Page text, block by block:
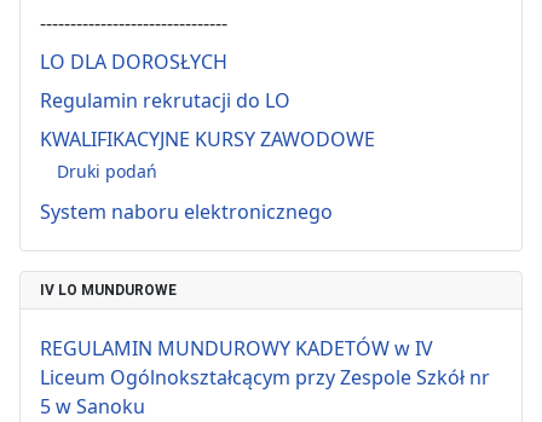
-------------------------------
LO DLA DOROSŁYCH
Regulamin rekrutacji do LO
KWALIFIKACYJNE KURSY ZAWODOWE
Druki podań
System naboru elektronicznego
IV LO MUNDUROWE
REGULAMIN MUNDUROWY KADETÓW w IV
Liceum Ogólnokształcącym przy Zespole Szkół nr
5 w Sanoku